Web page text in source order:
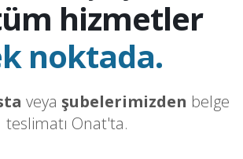
hizmetler
noktada.
veya şubelerimizden belge
teslimatı Onat'ta.